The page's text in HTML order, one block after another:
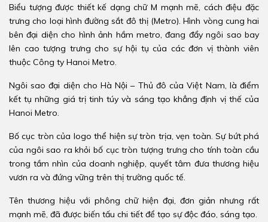
Biểu tượng được thiết kế dạng chữ M mạnh mẽ, cách điệu đặc
trưng cho loại hình đường sắt đô thị (Metro). Hình vòng cung hai
bên đại diện cho hình ảnh hầm metro, đang đẩy ngôi sao bay
lên cao tượng trưng cho sự hội tụ của các đơn vị thành viên
thuộc Công ty Hanoi Metro.
Ngôi sao đại diện cho Hà Nội – Thủ đô của Việt Nam, là điểm
kết tụ những giá trị tinh túy và sáng tạo khẳng định vị thế của
Hanoi Metro.
Bố cục tròn của logo thể hiện sự tròn trịa, vẹn toàn. Sự bứt phá
của ngôi sao ra khỏi bố cục tròn tượng trưng cho tính toàn cầu
trong tầm nhìn của doanh nghiệp, quyết tâm đưa thương hiệu
vươn ra và đứng vững trên thị trường quốc tế.
Tên thương hiệu với phông chữ hiện đại, đơn giản nhưng rất
mạnh mẽ, đã được biến tấu chi tiết để tạo sự độc đáo, sáng tạo.